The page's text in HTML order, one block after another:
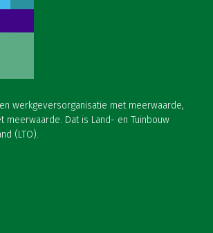
werkgeversorganisatie met meerwaarde,
meerwaarde. Dat is Land- en Tuinbouw
(LTO).